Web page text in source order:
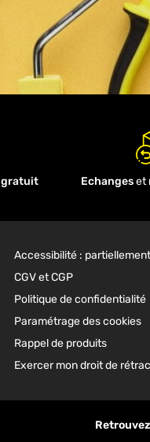
gratuit Echangeset
Accessibilité :
CGV et CGP
Politique de confidentialité
Paramétrage des cookies
Rappel de produits
Exercer mon droit de